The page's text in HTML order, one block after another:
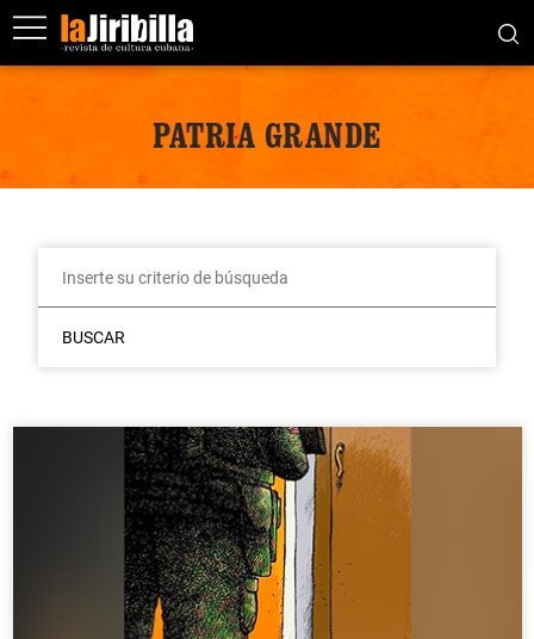
PATRIA GRANDE
BUSCAR